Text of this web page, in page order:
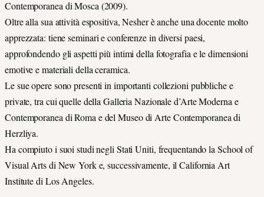
Contemporanea di Mosca (2009).
Oltre alla sua attività espositiva, Nesher è anche una docente molto
apprezzata: tiene seminari e conferenze in diversi paesi,
approfondendo gli aspetti più intimi della fotografia e le dimensioni
emotive e materiali della ceramica.
Le sue opere sono presenti in importanti collezioni pubbliche e
private, tra cui quelle della Galleria Nazionale d’Arte Moderna e
Contemporanea di Roma e del Museo di Arte Contemporanea di
Herzliya.
Ha compiuto i suoi studi negli Stati Uniti, frequentando la School of
Visual Arts di New York e, successivamente, il California Art
Institute di Los Angeles.